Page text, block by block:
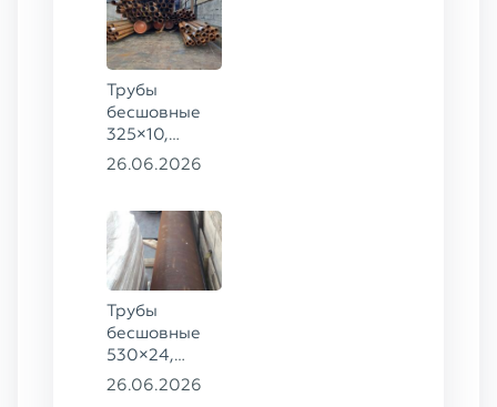
Трубы
бесшовные
325×10,
102×4, 83×8,
78, ст. 20,
68×8, 83×6,
89×10, 83×8
ст. 09Г2С
26.06.2026
Трубы
бесшовные
530×24,
273×40 ГОСТ
26.06.2026